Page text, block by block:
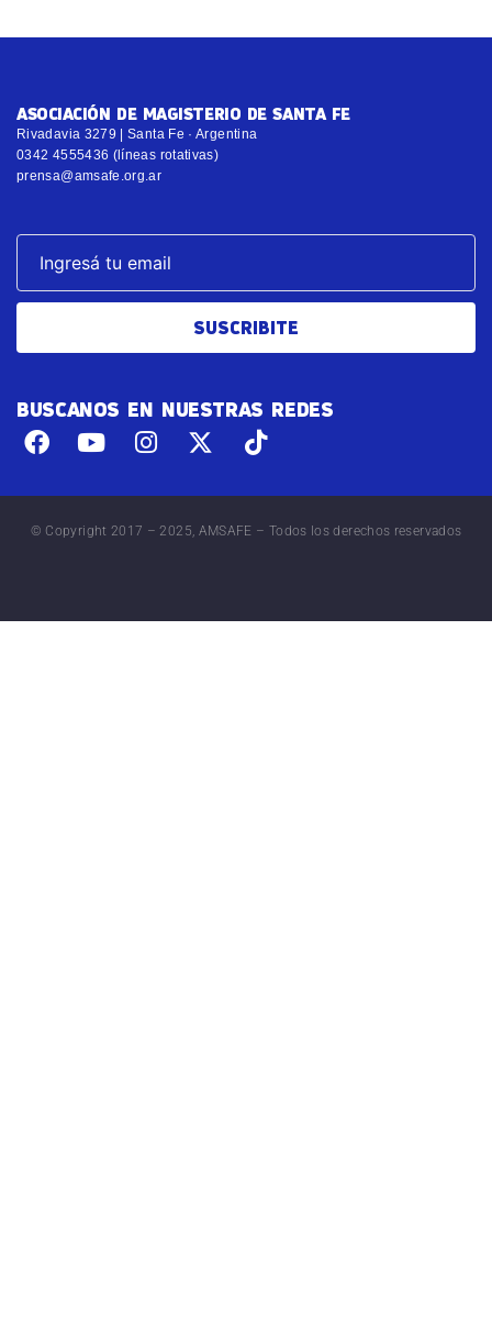
ASOCIACIÓN DE MAGISTERIO DE SANTA FE
Rivadavia 3279 | Santa Fe · Argentina
0342 4555436 (líneas rotativas)
prensa@amsafe.org.ar
SUSCRIBITE
BUSCANOS EN NUESTRAS REDES
© Copyright 2017 – 2025, AMSAFE – Todos los derechos reservados